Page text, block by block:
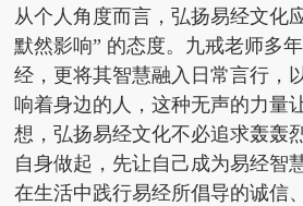
从个人角度而言，弘扬易经文化
默然影响” 的态度。九戒老师多
经，更将其智慧融入日常言行，
响着身边的人，这种无声的力量
想，弘扬易经文化不必追求轰轰
自身做起，先让自己成为易经智
在生活中践行易经所倡导的诚信